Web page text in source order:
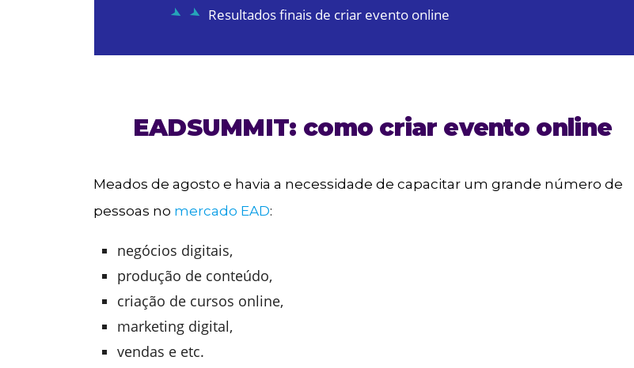
Resultados finais de criar evento online
EADSUMMIT: como criar evento online
Meados de agosto e havia a necessidade de capacitar um grande número de
pessoas no mercado EAD:
negócios digitais,
produção de conteúdo,
criação de cursos online,
marketing digital,
vendas e etc.